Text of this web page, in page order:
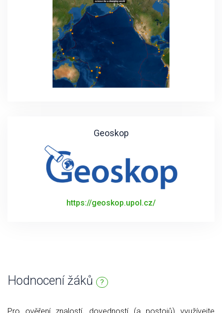
Geoskop
https://geoskop.upol.cz/
Hodnocení žáků ?
Pro ověření znalostí, dovedností (a postojů) využívejte